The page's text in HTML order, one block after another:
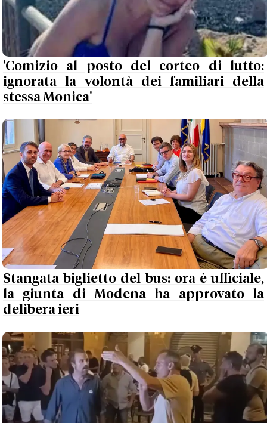
'Comizio al posto del corteo di lutto:
ignorata la volontà dei familiari della
stessa Monica'
Stangata biglietto del bus: ora è ufficiale,
la giunta di Modena ha approvato la
delibera ieri